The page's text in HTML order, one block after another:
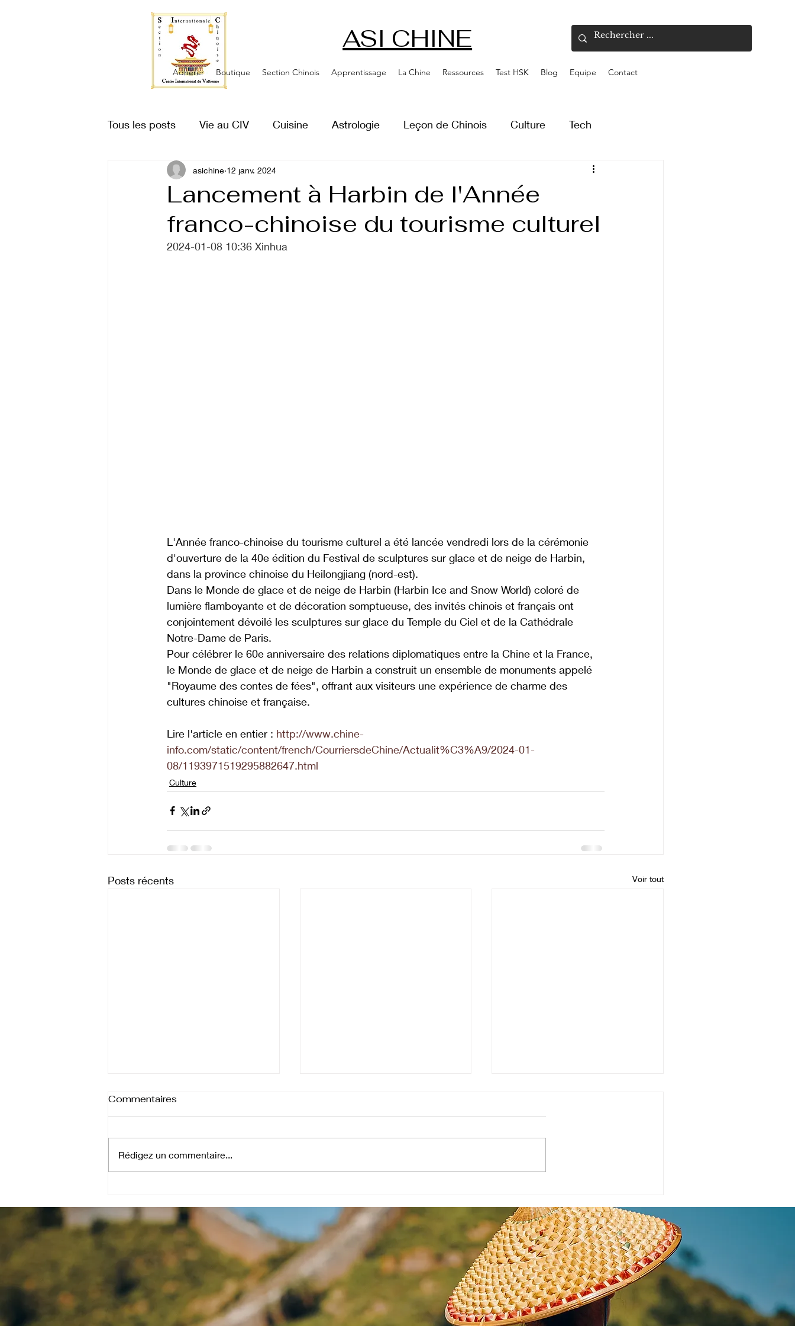
ASI CHINE
Adhérer Boutique Section Chinois Apprentissage La Chine Ressources Test HSK Blog Equipe Contact
Tous les posts Vie au CIV Cuisine Astrologie Leçon de Chinois Culture Tech
Vue du ciel Proverbe
Lancement à Harbin de l'Année
franco-chinoise du tourisme culturel
asichine 12 janv. 2024
2024-01-08 10:36 Xinhua
L'Année franco-chinoise du tourisme culturel a été lancée vendredi lors de la cérémonie
d'ouverture de la 40e édition du Festival de sculptures sur glace et de neige de Harbin,
dans la province chinoise du Heilongjiang (nord-est).
Dans le Monde de glace et de neige de Harbin (Harbin Ice and Snow World) coloré de
lumière flamboyante et de décoration somptueuse, des invités chinois et français ont
conjointement dévoilé les sculptures sur glace du Temple du Ciel et de la Cathédrale
Notre-Dame de Paris.
Pour célébrer le 60e anniversaire des relations diplomatiques entre la Chine et la France,
le Monde de glace et de neige de Harbin a construit un ensemble de monuments appelé
"Royaume des contes de fées", offrant aux visiteurs une expérience de charme des
cultures chinoise et française.
Lire l'article en entier : http://www.chine-
info.com/static/content/french/CourriersdeChine/Actualit%C3%A9/2024-01-
08/1193971519295882647.html
Culture
Posts récents Voir tout
Lune
Commentaires
Rédigez un commentaire...